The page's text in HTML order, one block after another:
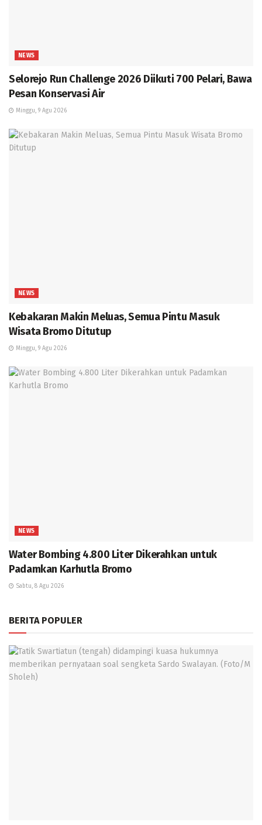
NEWS
Selorejo Run Challenge 2026 Diikuti 700 Pelari, Bawa
Pesan Konservasi Air
Minggu, 9 Agu 2026
NEWS
Kebakaran Makin Meluas, Semua Pintu Masuk
Wisata Bromo Ditutup
Minggu, 9 Agu 2026
NEWS
Water Bombing 4.800 Liter Dikerahkan untuk
Padamkan Karhutla Bromo
Sabtu, 8 Agu 2026
BERITA POPULER